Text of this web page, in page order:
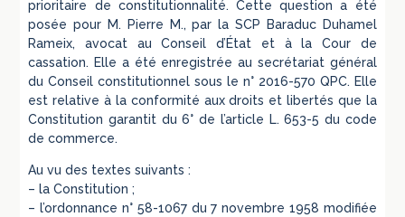
prioritaire de constitutionnalité. Cette question a été
posée pour M. Pierre M., par la SCP Baraduc Duhamel
Rameix, avocat au Conseil d’État et à la Cour de
cassation. Elle a été enregistrée au secrétariat général
du Conseil constitutionnel sous le n° 2016-570 QPC. Elle
est relative à la conformité aux droits et libertés que la
Constitution garantit du 6° de l’article L. 653-5 du code
de commerce.
Au vu des textes suivants :
– la Constitution ;
– l’ordonnance n° 58-1067 du 7 novembre 1958 modifiée